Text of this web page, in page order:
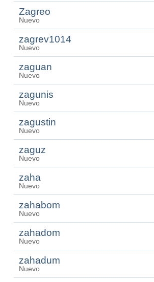
Zagreo
Nuevo
zagrev1014
Nuevo
zaguan
Nuevo
zagunis
Nuevo
zagustin
Nuevo
zaguz
Nuevo
zaha
Nuevo
zahabom
Nuevo
zahadom
Nuevo
zahadum
Nuevo